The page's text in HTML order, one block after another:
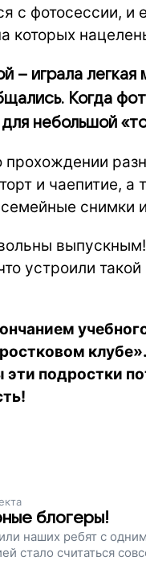
с фотосессии, и
которых
– играла легкая
Когда
небольшой
и чаепитие, а
снимки
устроили
подростки
блогеры!
наших ребят с
стало считаться